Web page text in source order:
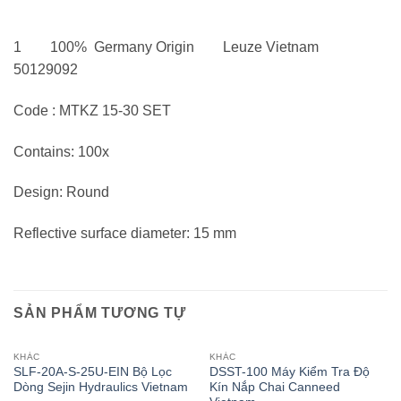
1 100% Germany Origin Leuze Vietnam
50129092
Code : MTKZ 15-30 SET
Contains: 100x
Design: Round
Reflective surface diameter: 15 mm
SẢN PHẨM TƯƠNG TỰ
KHÁC
SLF-20A-S-25U-EIN Bộ Lọc
Dòng Sejin Hydraulics Vietnam
KHÁC
DSST-100 Máy Kiểm Tra Độ
Kín Nắp Chai Canneed